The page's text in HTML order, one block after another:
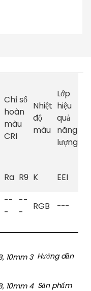
Chỉ số
hoàn
màu
CRI
Nhiệt
độ
màu
Lớp
hiệu
quả
năng
lượng
Ra R9 K EEI
--
-
--
-
RGB ---
Hướng dẫn
Sản phẩm